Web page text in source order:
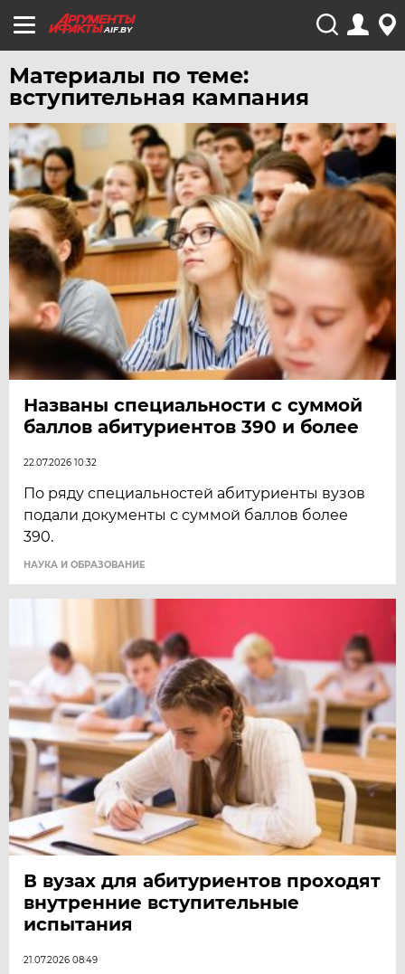
AIF.BY
Материалы по теме:
вступительная кампания
Названы специальности с суммой
баллов абитуриентов 390 и более
22.07.2026 10:32
По ряду специальностей абитуриенты вузов
подали документы с суммой баллов более
390.
НАУКА И ОБРАЗОВАНИЕ
В вузах для абитуриентов проходят
внутренние вступительные
испытания
21.07.2026 08:49